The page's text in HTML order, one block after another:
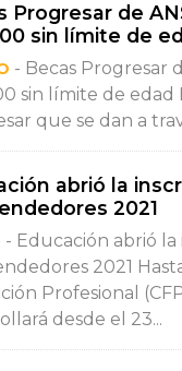
Progresar de
sin límite de
- Becas Progresar
sin límite de edad
que se dan a
abrió la
2021
- Educación abrió
2021
Profesional
desde el 23...